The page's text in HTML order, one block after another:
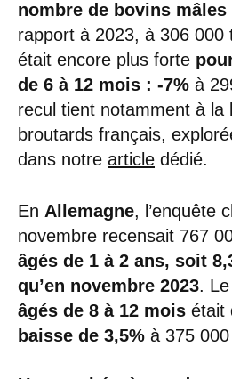
nombre de bovins mâles
rapport à 2023, à 306 000
était encore plus forte
de 6 à 12 mois : -7% à
recul tient notamment à la
broutards français,
dans notre article dédié.
En Allemagne, l’enquête
novembre recensait 767
âgés de 1 à 2 ans, soit
qu’en novembre 2023.
âgés de 8 à 12 mois était
baisse de 3,5% à 375